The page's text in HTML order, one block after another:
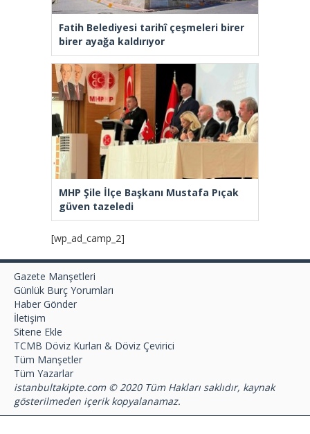
Fatih Belediyesi tarihî çeşmeleri birer
birer ayağa kaldırıyor
MHP Şile İlçe Başkanı Mustafa Pıçak
güven tazeledi
[wp_ad_camp_2]
Gazete Manşetleri
Günlük Burç Yorumları
Haber Gönder
İletişim
Sitene Ekle
TCMB Döviz Kurları & Döviz Çevirici
Tüm Manşetler
Tüm Yazarlar
istanbultakipte.com © 2020 Tüm Hakları saklıdır, kaynak
gösterilmeden içerik kopyalanamaz.